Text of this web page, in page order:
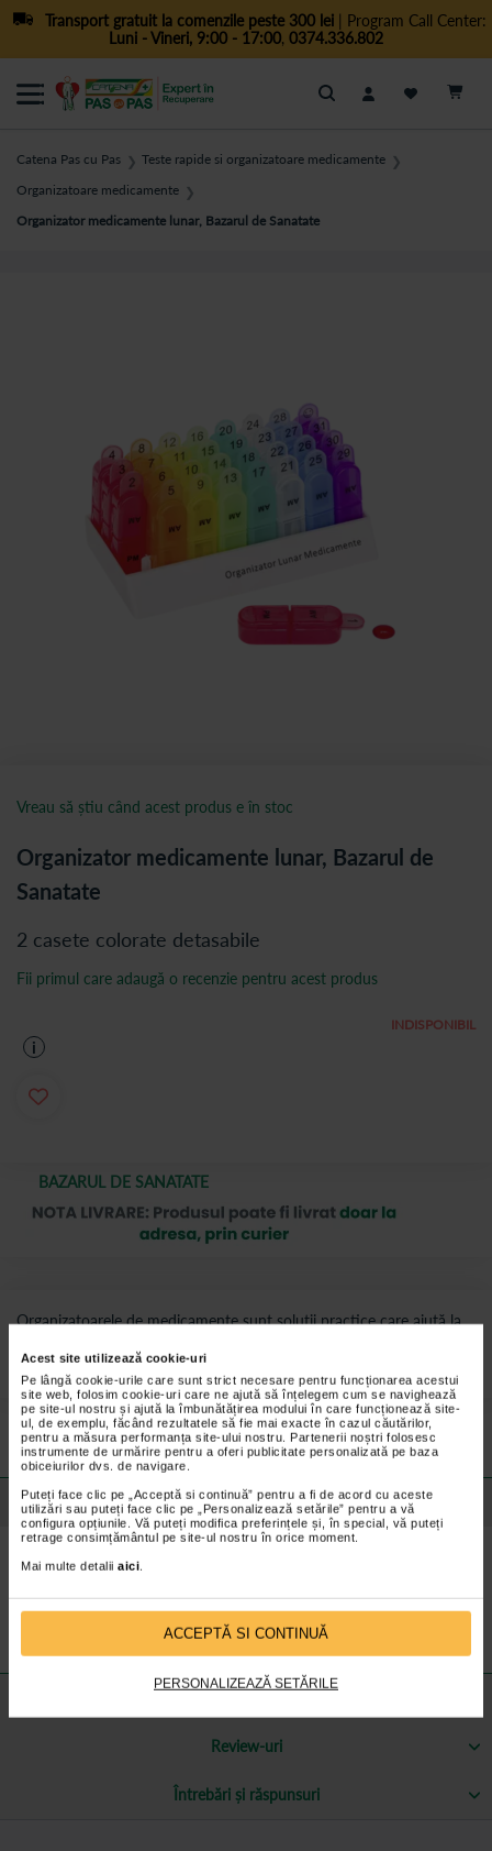
Acest site utilizează cookie-uri
Pe lângă cookie-urile care sunt strict necesare pentru funcționarea acestui
site web, folosim cookie-uri care ne ajută să înțelegem cum se navighează
pe site-ul nostru și ajută la îmbunătățirea modului în care funcționează site-
ul, de exemplu, făcând rezultatele să fie mai exacte în cazul căutărilor,
pentru a măsura performanța site-ului nostru. Partenerii noștri folosesc
instrumente de urmărire pentru a oferi publicitate personalizată pe baza
obiceiurilor dvs. de navigare.
Puteți face clic pe „Acceptă si continuă” pentru a fi de acord cu aceste
utilizări sau puteți face clic pe „Personalizează setările” pentru a vă
configura opțiunile. Vă puteți modifica preferințele și, în special, vă puteți
retrage consimțământul pe site-ul nostru în orice moment.
Mai multe detalii aici.
ACCEPTĂ SI CONTINUĂ
PERSONALIZEAZĂ SETĂRILE
Transport gratuit la comenzile peste 300 lei| Program Call Center:
Luni - Vineri, 9:00 - 17:00, 0374.336.802
Cautare
Catena Pas cu Pas ❯ Teste rapide si organizatoare medicamente ❯
Organizatoare medicamente ❯
Organizator medicamente lunar, Bazarul de Sanatate
BAZARUL DE SANATATE
Organizatoarele de medicamente sunt soluții practice care ajută la
acces rapid și organizat la dozele zilnice.
Organizator medicamente lunar, Bazarul de
Sanatate
2 casete colorate detasabile
INDISPONIBIL
Fii primul care adaugă o recenzie pentru acest produs
i
Vreau să știu când acest produs e în stoc
Preturile si promotiile afisate pe site in dreptul fiecarui produs sunt
valabile pentru comenzile efectuate online.
Detalii despre produs
Caracteristici Organizator medicamente:
Este compus din 32 compartimente detașabile, unul pentru fiecare
zi a săptămânii, prevăzute cu casete separate pentru fiecare interval
din zi (dimineaţă, seară).
Review-uri
Întrebări și răspunsuri